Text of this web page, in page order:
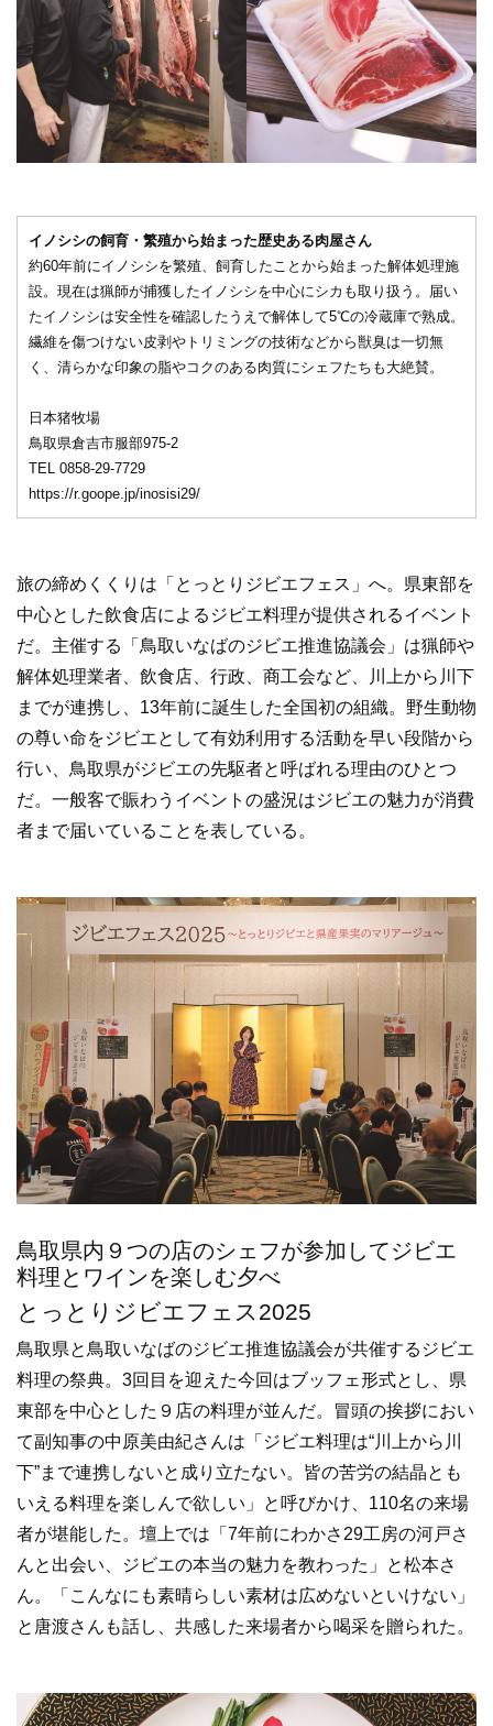
イノシシの飼育・繁殖から始まった歴史ある肉屋さん
約60年前にイノシシを繁殖、飼育したことから始まった解体処理施
設。現在は猟師が捕獲したイノシシを中心にシカも取り扱う。届い
たイノシシは安全性を確認したうえで解体して5℃の冷蔵庫で熟成。
繊維を傷つけない皮剥やトリミングの技術などから獣臭は一切無
く、清らかな印象の脂やコクのある肉質にシェフたちも大絶賛。
日本猪牧場
鳥取県倉吉市服部975-2
TEL 0858-29-7729
https://r.goope.jp/inosisi29/
旅の締めくくりは「とっとりジビエフェス」へ。県東部を
中心とした飲食店によるジビエ料理が提供されるイベント
だ。主催する「鳥取いなばのジビエ推進協議会」は猟師や
解体処理業者、飲食店、行政、商工会など、川上から川下
までが連携し、13年前に誕生した全国初の組織。野生動物
の尊い命をジビエとして有効利用する活動を早い段階から
行い、鳥取県がジビエの先駆者と呼ばれる理由のひとつ
だ。一般客で賑わうイベントの盛況はジビエの魅力が消費
者まで届いていることを表している。
鳥取県内９つの店のシェフが参加してジビエ
料理とワインを楽しむ夕べ
とっとりジビエフェス2025
鳥取県と鳥取いなばのジビエ推進協議会が共催するジビエ
料理の祭典。3回目を迎えた今回はブッフェ形式とし、県
東部を中心とした９店の料理が並んだ。冒頭の挨拶におい
て副知事の中原美由紀さんは「ジビエ料理は“川上から川
下”まで連携しないと成り立たない。皆の苦労の結晶とも
いえる料理を楽しんで欲しい」と呼びかけ、110名の来場
者が堪能した。壇上では「7年前にわかさ29工房の河戸さ
んと出会い、ジビエの本当の魅力を教わった」と松本さ
ん。「こんなにも素晴らしい素材は広めないといけない」
と唐渡さんも話し、共感した来場者から喝采を贈られた。